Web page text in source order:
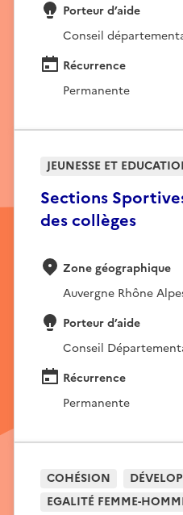
Porteur d’aide
Conseil
Récurrence
Permanente
Sections
des collèges
JEUNESSE ET
Zone géographique
Auvergne Rhône
Porteur d’aide
Conseil
Récurrence
Permanente
COHÉSION
EGALITÉ FEMME-